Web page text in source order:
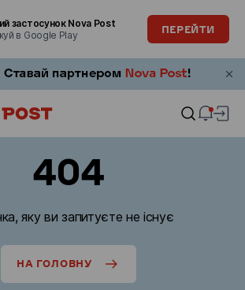
застосунок Nova Post
в Google Play
ПЕРЕЙТИ
404
яку ви запитуєте не існує
НА ГОЛОВНУ